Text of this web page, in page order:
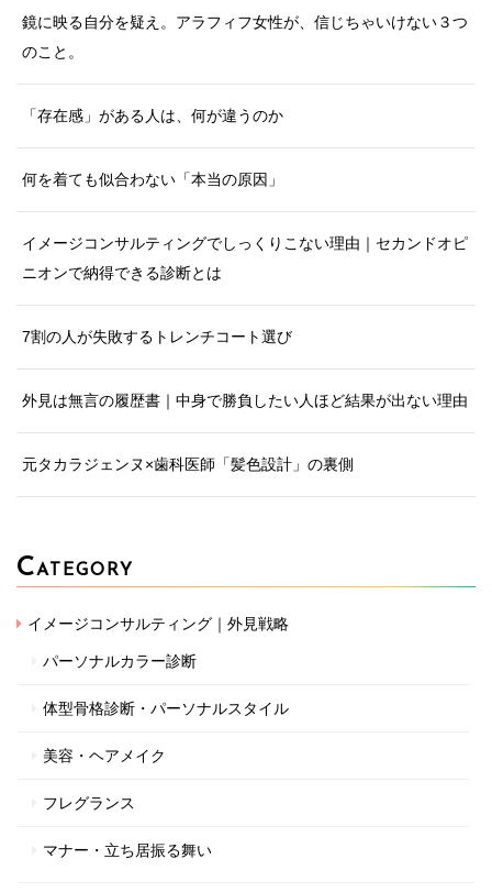
鏡に映る自分を疑え。アラフィフ女性が、信じちゃいけない３つ
のこと。
「存在感」がある人は、何が違うのか
何を着ても似合わない「本当の原因」
イメージコンサルティングでしっくりこない理由｜セカンドオピ
ニオンで納得できる診断とは
7割の人が失敗するトレンチコート選び
外見は無言の履歴書｜中身で勝負したい人ほど結果が出ない理由
元タカラジェンヌ×歯科医師「髪色設計」の裏側
CATEGORY
イメージコンサルティング｜外見戦略
パーソナルカラー診断
体型骨格診断・パーソナルスタイル
美容・ヘアメイク
フレグランス
マナー・立ち居振る舞い